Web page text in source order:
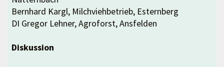
Bernhard Kargl, Milchviehbetrieb, Esternberg
DI Gregor Lehner, Agroforst, Ansfelden
Diskussion